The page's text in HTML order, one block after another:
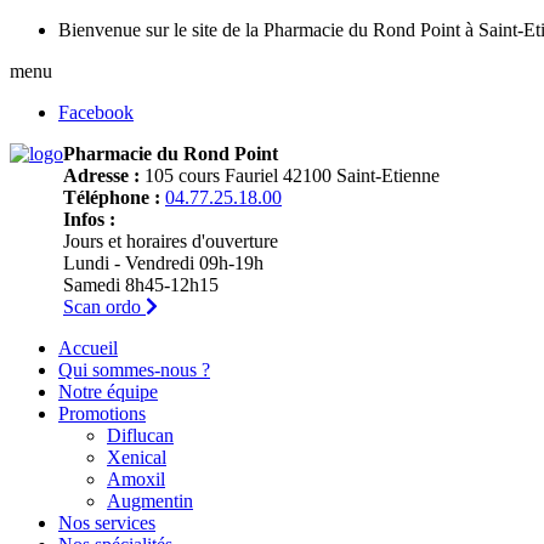
Bienvenue sur le site de la Pharmacie du Rond Point à Saint-
menu
Facebook
Pharmacie du Rond Point
Adresse : 105 cours Fauriel 42100 Saint-Etienne
Téléphone : 04.77.25.18.00
Infos :
Jours et horaires d'ouverture
Lundi - Vendredi 09h-19h
Samedi 8h45-12h15
Scan ordo
Accueil
Qui sommes-nous ?
Notre équipe
Promotions
Diflucan
Xenical
Amoxil
Augmentin
Nos services